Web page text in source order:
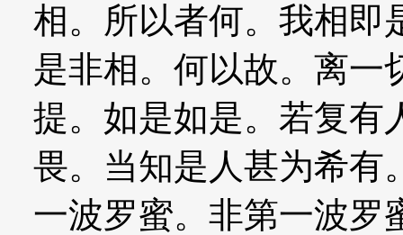
相。所以者何。我相即
是非相。何以故。离一
提。如是如是。若复有
畏。当知是人甚为希有
一波罗蜜。非第一波罗